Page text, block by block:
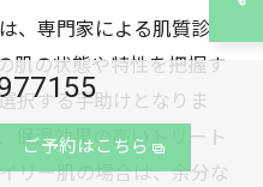
、専門家による肌質診断
肌の状態や特性を把握す
択する手助けとなりま
保湿効果の高いトリート
リー肌の場合は、余分な
ご予約はこちら